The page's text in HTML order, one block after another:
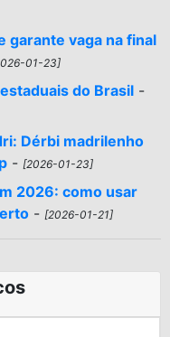
garante vaga na final
01-23]
do Brasil -
Dérbi madrilenho
- [2026-01-23]
2026: como usar
- [2026-01-21]